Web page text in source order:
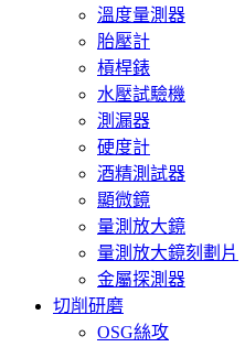
溫度量測器
胎壓計
槓桿錶
水壓試驗機
測漏器
硬度計
酒精測試器
顯微鏡
量測放大鏡
量測放大鏡刻劃片
金屬探測器
切削研磨
OSG絲攻